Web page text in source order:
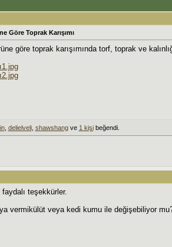
Göre Toprak Karışımı
göre toprak karışımında torf, toprak ve
, delielveli, shawshangve 1 kişibeğendi.
teşekkürler.
vermikülüt veya kedi kumu ile değişebiliyor